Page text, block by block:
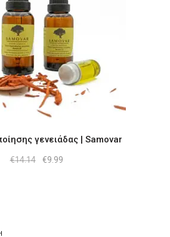
γενειάδας | Samovar
€14.14
Original
€9.99Η